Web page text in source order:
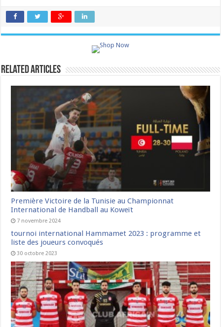
Related Articles
Première Victoire de la Tunisie au Championnat
International de Handball au Koweït
7 novembre 2024
tournoi international Hammamet 2023 : programme et
liste des joueurs convoqués
30 octobre 2023